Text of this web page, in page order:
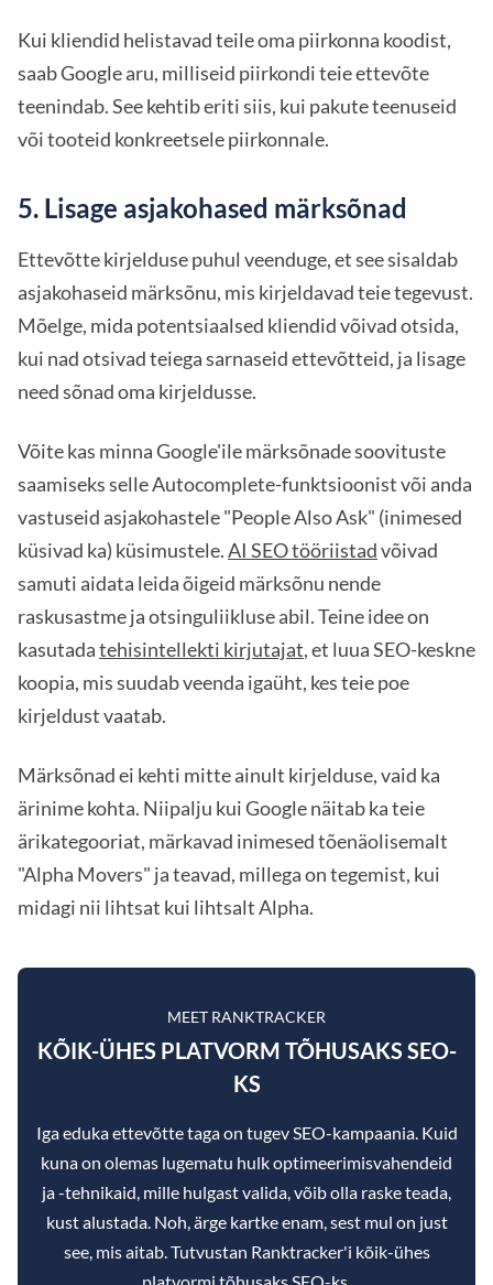
Kui kliendid helistavad teile oma piirkonna koodist,
saab Google aru, milliseid piirkondi teie ettevõte
teenindab. See kehtib eriti siis, kui pakute teenuseid
või tooteid konkreetsele piirkonnale.
5. Lisage asjakohased märksõnad
Ettevõtte kirjelduse puhul veenduge, et see sisaldab
asjakohaseid märksõnu, mis kirjeldavad teie tegevust.
Mõelge, mida potentsiaalsed kliendid võivad otsida,
kui nad otsivad teiega sarnaseid ettevõtteid, ja lisage
need sõnad oma kirjeldusse.
Võite kas minna Google'ile märksõnade soovituste
saamiseks selle Autocomplete-funktsioonist või anda
vastuseid asjakohastele "People Also Ask" (inimesed
küsivad ka) küsimustele.AI SEO tööriistadvõivad
samuti aidata leida õigeid märksõnu nende
raskusastme ja otsinguliikluse abil. Teine idee on
kasutadatehisintellekti kirjutajat, et luua SEO-keskne
koopia, mis suudab veenda igaüht, kes teie poe
kirjeldust vaatab.
Märksõnad ei kehti mitte ainult kirjelduse, vaid ka
ärinime kohta. Niipalju kui Google näitab ka teie
ärikategooriat, märkavad inimesed tõenäolisemalt
"Alpha Movers" ja teavad, millega on tegemist, kui
midagi nii lihtsat kui lihtsalt Alpha.
MEET RANKTRACKER
KÕIK-ÜHES PLATVORM TÕHUSAKS SEO-
KS
Iga eduka ettevõtte taga on tugev SEO-kampaania. Kuid
kuna on olemas lugematu hulk optimeerimisvahendeid
ja -tehnikaid, mille hulgast valida, võib olla raske teada,
kust alustada. Noh, ärge kartke enam, sest mul on just
see, mis aitab. Tutvustan Ranktracker'i kõik-ühes